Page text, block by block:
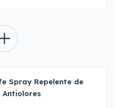
Spray Repelente de